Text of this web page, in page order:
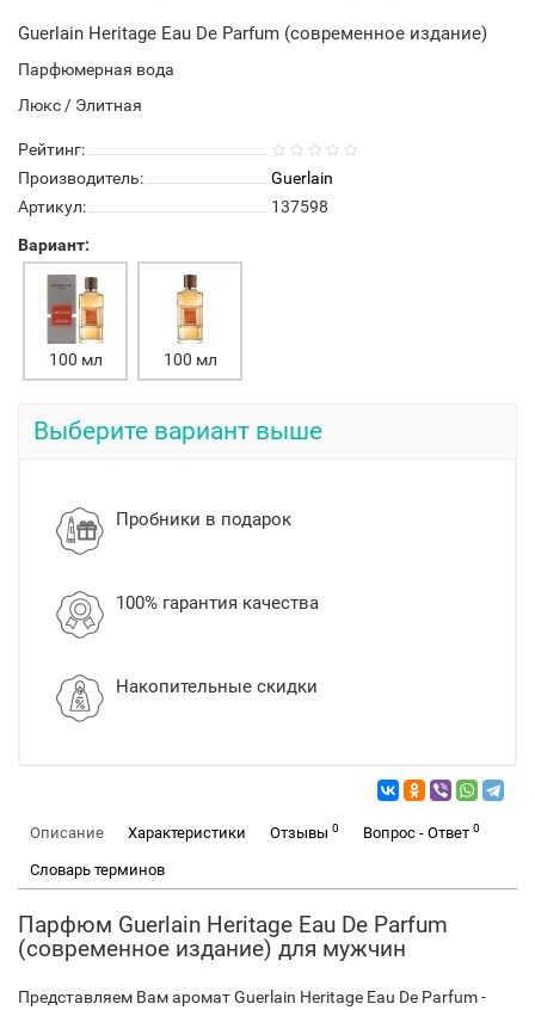
Guerlain Heritage Eau De Parfum (современное издание)
Парфюмерная вода
Люкс / Элитная
Рейтинг:
Производитель:
Guerlain
Артикул:
137598
Вариант:
100 мл 100 мл
Выберите вариант выше
Пробники в подарок
100% гарантия качества
Накопительные скидки
Описание Характеристики Отзывы 0 Вопрос - Ответ 0
Словарь терминов
Парфюм Guerlain Heritage Eau De Parfum
(современное издание) для мужчин
Представляем Вам аромат Guerlain Heritage Eau De Parfum -